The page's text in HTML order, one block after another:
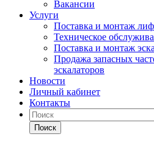
Вакансии
Услуги
Поставка и монтаж
Техническое
Поставка и монтаж
Продажа запасных
эскалаторов
Новости
Личный кабинет
Контакты
Поиск